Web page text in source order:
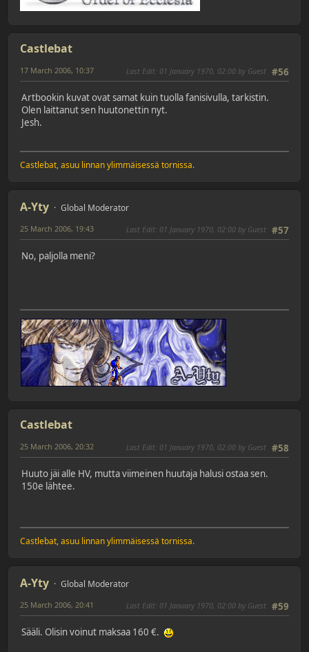
Castlebat
#56
17 March 2006, 10:37 Last Edit: 01 January 1970, 02:00 by Guest
Artbookin kuvat ovat samat kuin tuolla fanisivulla, tarkistin.
Olen laittanut sen huutonettin nyt.
Jesh.
Castlebat, asuu linnan ylimmäisessä tornissa.
A-Yty Global Moderator
#57
25 March 2006, 19:43 Last Edit: 01 January 1970, 02:00 by Guest
No, paljolla meni?
Castlebat
#58
25 March 2006, 20:32 Last Edit: 01 January 1970, 02:00 by Guest
Huuto jäi alle HV, mutta viimeinen huutaja halusi ostaa sen.
150e lähtee.
Castlebat, asuu linnan ylimmäisessä tornissa.
A-Yty Global Moderator
#59
25 March 2006, 20:41 Last Edit: 01 January 1970, 02:00 by Guest
Sääli. Olisin voinut maksaa 160 €.